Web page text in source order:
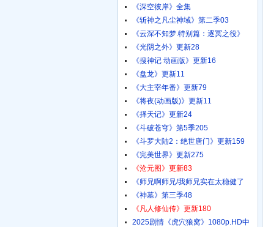
《深空彼岸》全集
《斩神之凡尘神域》第二季03
《云深不知梦.特别篇：逐冥之役》
《光阴之外》更新28
《搜神记 动画版》更新16
《盘龙》更新11
《大主宰年番》更新79
《将夜(动画版)》更新11
《择天记》更新24
《斗破苍穹》第5季205
《斗罗大陆2：绝世唐门》更新159
《完美世界》更新275
《沧元图》更新83
《师兄啊师兄/我师兄实在太稳健了
《神墓》第三季48
《凡人修仙传》更新180
2025剧情《虎穴狼窝》1080p.HD中